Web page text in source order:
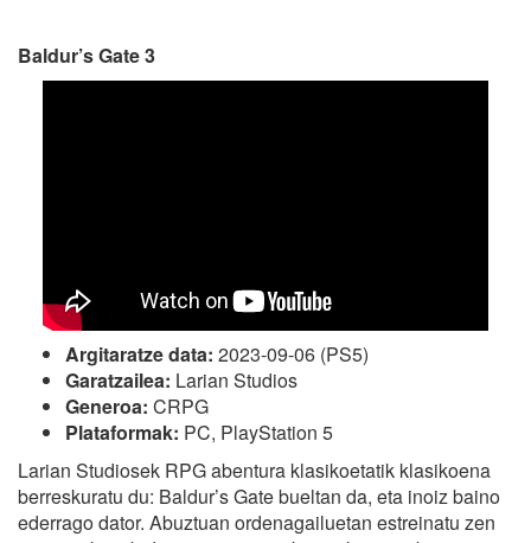
Baldur’s Gate 3
Argitaratze data: 2023-09-06 (PS5)
Garatzailea: Larian Studios
Generoa: CRPG
Plataformak: PC, PlayStation 5
Larian Studiosek RPG abentura klasikoetatik klasikoena
berreskuratu du: Baldur’s Gate bueltan da, eta inoiz baino
ederrago dator. Abuztuan ordenagailuetan estreinatu zen